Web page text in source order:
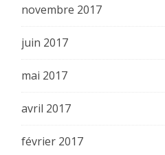
novembre 2017
juin 2017
mai 2017
avril 2017
février 2017